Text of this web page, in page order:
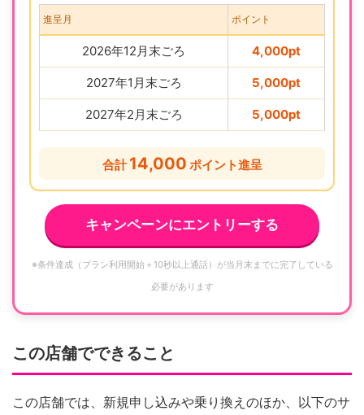
進呈月 ポイント
2026年12月末ごろ 4,000pt
2027年1月末ごろ 5,000pt
2027年2月末ごろ 5,000pt
合計14,000 ポイント進呈
キャンペーンにエントリーする
※条件達成（プラン利用開始＋10秒以上通話）が当月末までに完了している
必要があります
この店舗でできること
この店舗では、新規申し込みや乗り換えのほか、以下のサ